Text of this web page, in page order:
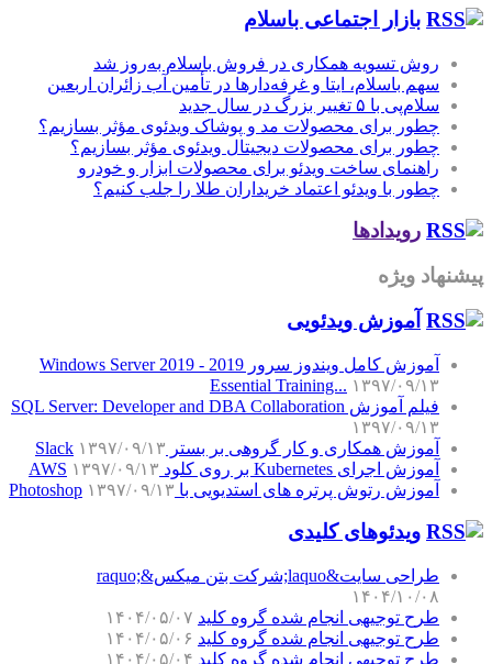
بازار اجتماعی باسلام
روش تسویه همکاری در فروش باسلام به‌روز شد
سهم باسلام، ایتا و غرفه‌دارها در تأمین آب زائران اربعین
سلام‌پی با ۵ تغییر بزرگ در سال جدید
چطور برای محصولات مد و پوشاک ویدئوی مؤثر بسازیم؟
چطور برای محصولات دیجیتال ویدئوی مؤثر بسازیم؟
راهنمای ساخت ویدئو برای محصولات ابزار و خودرو
چطور با ویدئو اعتماد خریداران طلا را جلب کنیم؟
رویدادها
پیشنهاد ویژه
آموزش‌ ویدئویی
آموزش کامل ویندوز سرور 2019 - Windows Server 2019
Essential Training... ۱۳۹۷/۰۹/۱۳
فیلم آموزش SQL Server: Developer and DBA Collaboration
۱۳۹۷/۰۹/۱۳
آموزش همکاری و کار گروهی بر بستر Slack ۱۳۹۷/۰۹/۱۳
آموزش اجرای Kubernetes بر روی کلود AWS
۱۳۹۷/۰۹/۱۳
آموزش رتوش پرتره های استدیویی با Photoshop ۱۳۹۷/۰۹/۱۳
ویدئوهای کلیدی
طراحی سایت&laquo;شرکت بتن میکس&raquo;
۱۴۰۴/۱۰/۰۸
طرح توجیهی انجام شده گروه کلید ۱۴۰۴/۰۵/۰۷
طرح توجیهی انجام شده گروه کلید ۱۴۰۴/۰۵/۰۶
طرح توجیهی انجام شده گروه کلید ۱۴۰۴/۰۵/۰۴